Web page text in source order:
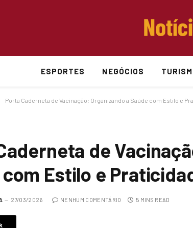
ESPORTES NEGÓCIOS
Porta Caderneta de Vacinação: Organizando a Saúde com Estilo e
de
Estilo e
27/03/2026 NENHUM COMENTÁRIO 5 MINS READ